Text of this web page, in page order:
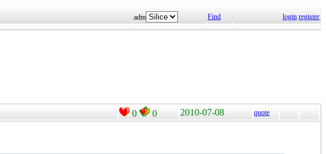
adm Find login register
0 0 2010-07-08 quote